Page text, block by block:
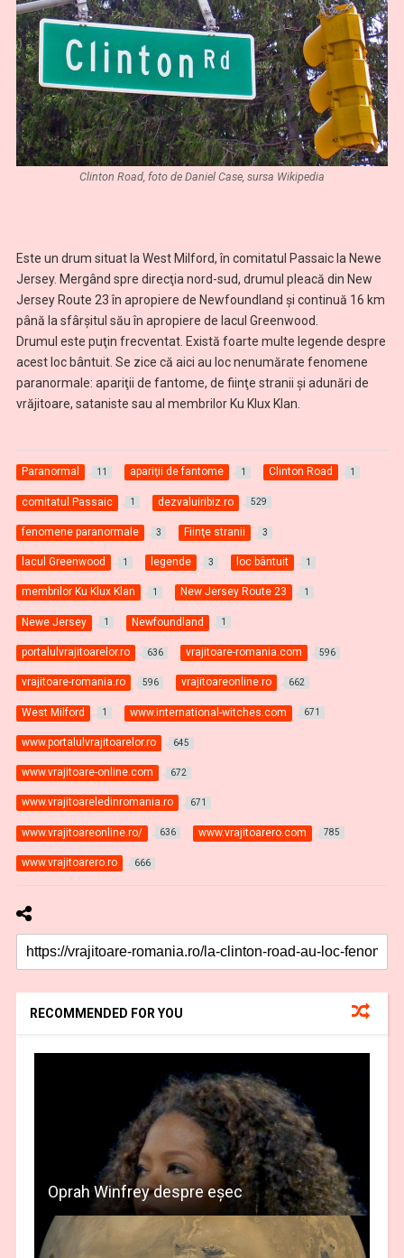
Clinton Road, foto de Daniel Case, sursa Wikipedia
Este un drum situat la West Milford, în comitatul Passaic la Newe
Jersey. Mergând spre direcţia nord-sud, drumul pleacă din New
Jersey Route 23 în apropiere de Newfoundland şi continuă 16 km
până la sfârşitul său în apropiere de lacul Greenwood.
Drumul este puţin frecventat. Există foarte multe legende despre
acest loc bântuit. Se zice că aici au loc nenumărate fenomene
paranormale: apariţii de fantome, de fiinţe stranii şi adunări de
vrăjitoare, sataniste sau al membrilor Ku Klux Klan.
Paranormal 11 apariţii de fantome 1 Clinton Road 1
comitatul Passaic 1 dezvaluiribiz.ro 529
fenomene paranormale 3 Fiinţe stranii 3
lacul Greenwood 1 legende 3 loc bântuit 1
membrilor Ku Klux Klan 1 New Jersey Route 23 1
Newe Jersey 1 Newfoundland 1
portalulvrajitoarelor.ro 636 vrajitoare-romania.com 596
vrajitoare-romania.ro 596 vrajitoareonline.ro 662
West Milford 1 www.international-witches.com 671
www.portalulvrajitoarelor.ro 645
www.vrajitoare-online.com 672
www.vrajitoareledinromania.ro 671
www.vrajitoareonline.ro/ 636 www.vrajitoarero.com 785
www.vrajitoarero.ro 666
RECOMMENDED FOR YOU
Oprah Winfrey despre eşec